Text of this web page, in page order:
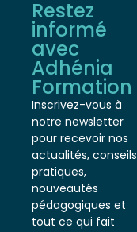
Restez
informé
avec
Adhénia
Formation
Inscrivez-vous à
notre newsletter
pour recevoir nos
actualités, conseils
pratiques,
nouveautés
pédagogiques et
tout ce qui fait